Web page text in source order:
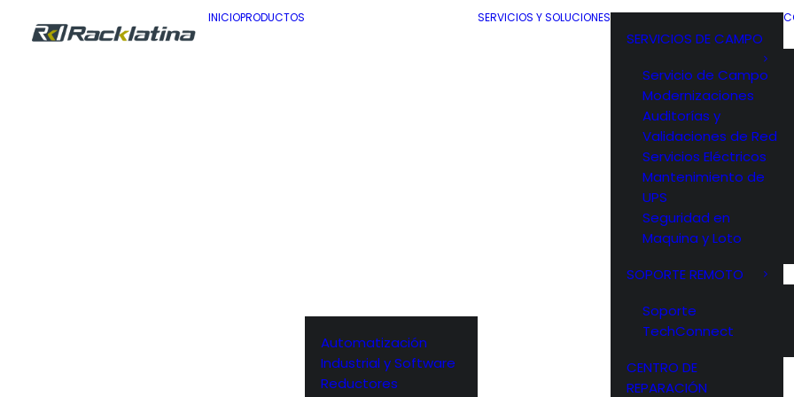
INICIOPRODUCTOS
Automatización
Industrial y Software
Reductores
SERVICIOS Y SOLUCIONES
SERVICIOS DE CAMPO
Servicio de Campo
Modernizaciones
Auditorías y
Validaciones de Red
Servicios Eléctricos
Mantenimiento de
UPS
Seguridad en
Maquina y Loto
SOPORTE REMOTO
Soporte
TechConnect
CENTRO DE
REPARACIÓN